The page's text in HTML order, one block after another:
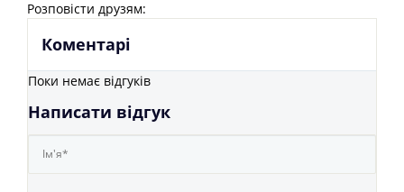
Розповісти друзям:
Коментарі
Поки немає відгуків
Написати відгук